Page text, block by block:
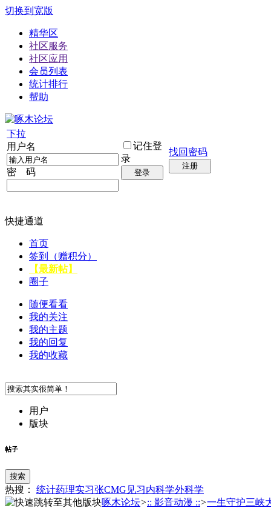
切换到宽版
精华区
社区服务
社区应用
会员列表
统计排行
帮助
下拉
用户名
密 码
记住登
录
登录
找回密码
注册
快捷通道
首页
签到（赠积分）
【最新帖】
圈子
随便看看
我的关注
我的主题
我的回复
我的收藏
用户
版块
帖子
搜索
热搜： 统计药理实习张CMG 见习内科学外科学
啄木论坛>:: 影音动漫 ::>一生守护三峡